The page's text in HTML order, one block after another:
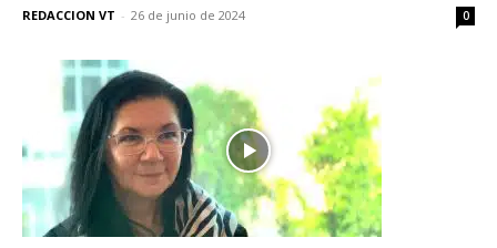
REDACCION VT - 26 de junio de 2024 0